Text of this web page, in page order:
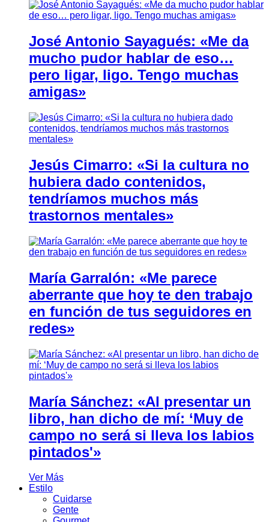
José Antonio Sayagués: «Me da
mucho pudor hablar de eso…
pero ligar, ligo. Tengo muchas
amigas»
Jesús Cimarro: «Si la cultura no
hubiera dado contenidos,
tendríamos muchos más
trastornos mentales»
María Garralón: «Me parece
aberrante que hoy te den trabajo
en función de tus seguidores en
redes»
María Sánchez: «Al presentar un
libro, han dicho de mí: ‘Muy de
campo no será si lleva los labios
pintados'»
Ver Más
Estilo
Cuidarse
Gente